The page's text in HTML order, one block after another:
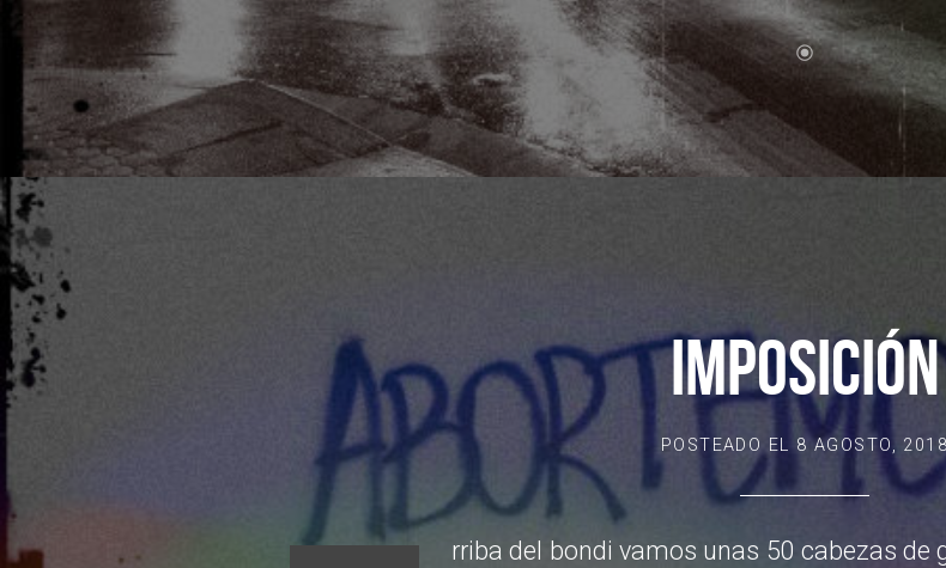
IMPOSICIÓN
POSTEADO EL 8 AGOSTO, 2018
rriba del bondi vamos unas 50 cabezas de